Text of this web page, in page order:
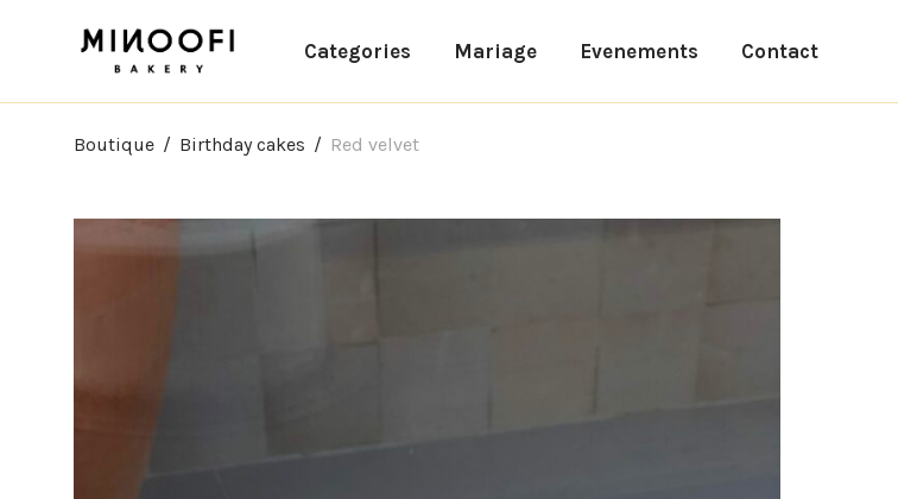
Categories Mariage Evenements Contact
Boutique / Birthday cakes / Red velvet